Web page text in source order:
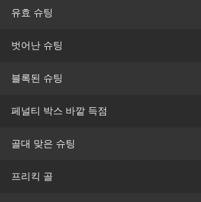
유효 슈팅
벗어난 슈팅
블록된 슈팅
페널티 박스 바깥 득점
골대 맞은 슈팅
프리킥 골